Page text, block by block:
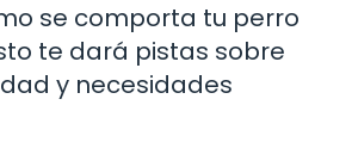
se comporta tu perro
te dará pistas sobre
y necesidades